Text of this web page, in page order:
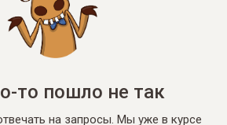
то пошло не так
на запросы. Мы уже в курсе